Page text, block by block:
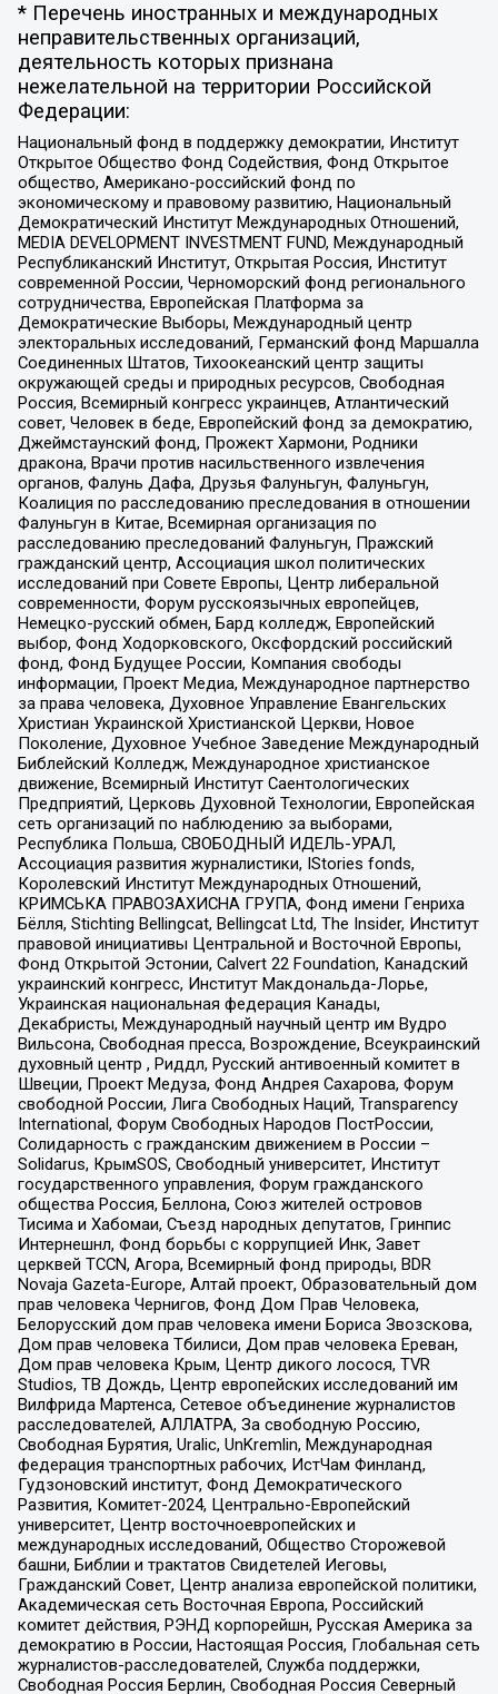
* Перечень иностранных и международных
неправительственных организаций,
деятельность которых признана
нежелательной на территории Российской
Федерации:
Национальный фонд в поддержку демократии, Институт
Открытое Общество Фонд Содействия, Фонд Открытое
общество, Американо-российский фонд по
экономическому и правовому развитию, Национальный
Демократический Институт Международных Отношений,
MEDIA DEVELOPMENT INVESTMENT FUND, Международный
Республиканский Институт, Открытая Россия, Институт
современной России, Черноморский фонд регионального
сотрудничества, Европейская Платформа за
Демократические Выборы, Международный центр
электоральных исследований, Германский фонд Маршалла
Соединенных Штатов, Тихоокеанский центр защиты
окружающей среды и природных ресурсов, Свободная
Россия, Всемирный конгресс украинцев, Атлантический
совет, Человек в беде, Европейский фонд за демократию,
Джеймстаунский фонд, Прожект Хармони, Родники
дракона, Врачи против насильственного извлечения
органов, Фалунь Дафа, Друзья Фалуньгун, Фалуньгун,
Коалиция по расследованию преследования в отношении
Фалуньгун в Китае, Всемирная организация по
расследованию преследований Фалуньгун, Пражский
гражданский центр, Ассоциация школ политических
исследований при Совете Европы, Центр либеральной
современности, Форум русскоязычных европейцев,
Немецко-русский обмен, Бард колледж, Европейский
выбор, Фонд Ходорковского, Оксфордский российский
фонд, Фонд Будущее России, Компания свободы
информации, Проект Медиа, Международное партнерство
за права человека, Духовное Управление Евангельских
Христиан Украинской Христианской Церкви, Новое
Поколение, Духовное Учебное Заведение Международный
Библейский Колледж, Международное христианское
движение, Всемирный Институт Саентологических
Предприятий, Церковь Духовной Технологии, Европейская
сеть организаций по наблюдению за выборами,
Республика Польша, СВОБОДНЫЙ ИДЕЛЬ-УРАЛ,
Ассоциация развития журналистики, IStories fonds,
Королевский Институт Международных Отношений,
КРИМСЬКА ПРАВОЗАХИСНА ГРУПА, Фонд имени Генриха
Бёлля, Stichting Bellingcat, Bellingcat Ltd, The Insider, Институт
правовой инициативы Центральной и Восточной Европы,
Фонд Открытой Эстонии, Calvert 22 Foundation, Канадский
украинский конгресс, Институт Макдональда-Лорье,
Украинская национальная федерация Канады,
Декабристы, Международный научный центр им Вудро
Вильсона, Свободная пресса, Возрождение, Всеукраинский
духовный центр , Риддл, Русский антивоенный комитет в
Швеции, Проект Медуза, Фонд Андрея Сахарова, Форум
свободной России, Лига Свободных Наций, Transparеncy
International, Форум Свободных Народов ПостРоссии,
Солидарность с гражданским движением в России –
Solidarus, КрымSOS, Свободный университет, Институт
государственного управления, Форум гражданского
общества Россия, Беллона, Союз жителей островов
Тисима и Хабомаи, Съезд народных депутатов, Гринпис
Интернешнл, Фонд борьбы с коррупцией Инк, Завет
церквей TCCN, Агора, Всемирный фонд природы, BDR
Novaja Gazeta-Europe, Алтай проект, Образовательный дом
прав человека Чернигов, Фонд Дом Прав Человека,
Белорусский дом прав человека имени Бориса Звозскова,
Дом прав человека Тбилиси, Дом прав человека Ереван,
Дом прав человека Крым, Центр дикого лосося, TVR
Studios, ТВ Дождь, Центр европейских исследований им
Вилфрида Мартенса, Сетевое объединение журналистов
расследователей, АЛЛАТРА, За свободную Россию,
Свободная Бурятия, Uralic, UnKremlin, Международная
федерация транспортных рабочих, ИстЧам Финланд,
Гудзоновский институт, Фонд Демократического
Развития, Комитет-2024, Центрально-Европейский
университет, Центр восточноевропейских и
международных исследований, Общество Сторожевой
башни, Библии и трактатов Свидетелей Иеговы,
Гражданский Совет, Центр анализа европейской политики,
Академическая сеть Восточная Европа, Российский
комитет действия, РЭНД корпорейшн, Русская Америка за
демократию в России, Настоящая Россия, Глобальная сеть
журналистов-расследователей, Служба поддержки,
Свободная Россия Берлин, Свободная Россия Северный